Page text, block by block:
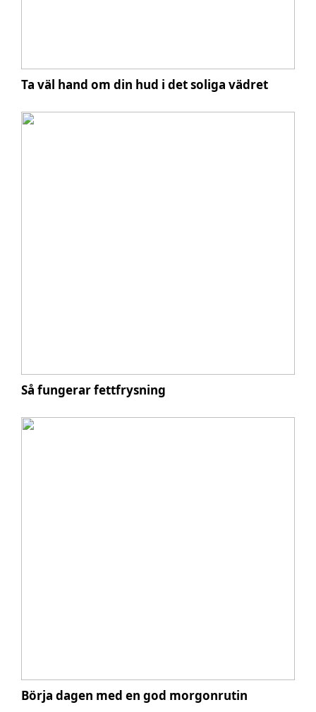
Ta väl hand om din hud i det soliga vädret
Så fungerar fettfrysning
Börja dagen med en god morgonrutin